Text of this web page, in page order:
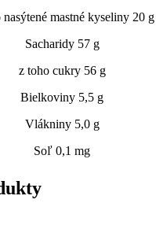
nasýtené mastné kyseliny 20 g
Sacharidy 57 g
z toho cukry 56 g
Bielkoviny 5,5 g
Vlákniny 5,0 g
Soľ 0,1 mg